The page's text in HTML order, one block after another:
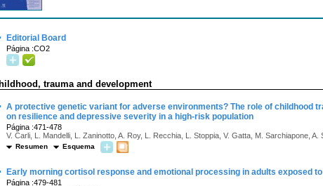
Editorial Board
Página :CO2
trauma and development
A protective genetic variant for adverse environments? The role of childhood
on resilience and depressive severity in a high-risk population
Página :471-478
V. Carli, L. Mandelli, L. Zaninotto, A. Roy, L. Recchia, L. Stoppia, V. Gatta, M. Sarchiapone, A.
Resumen Esquema
Early morning cortisol response and emotional processing in adults exposed
Página :479-481